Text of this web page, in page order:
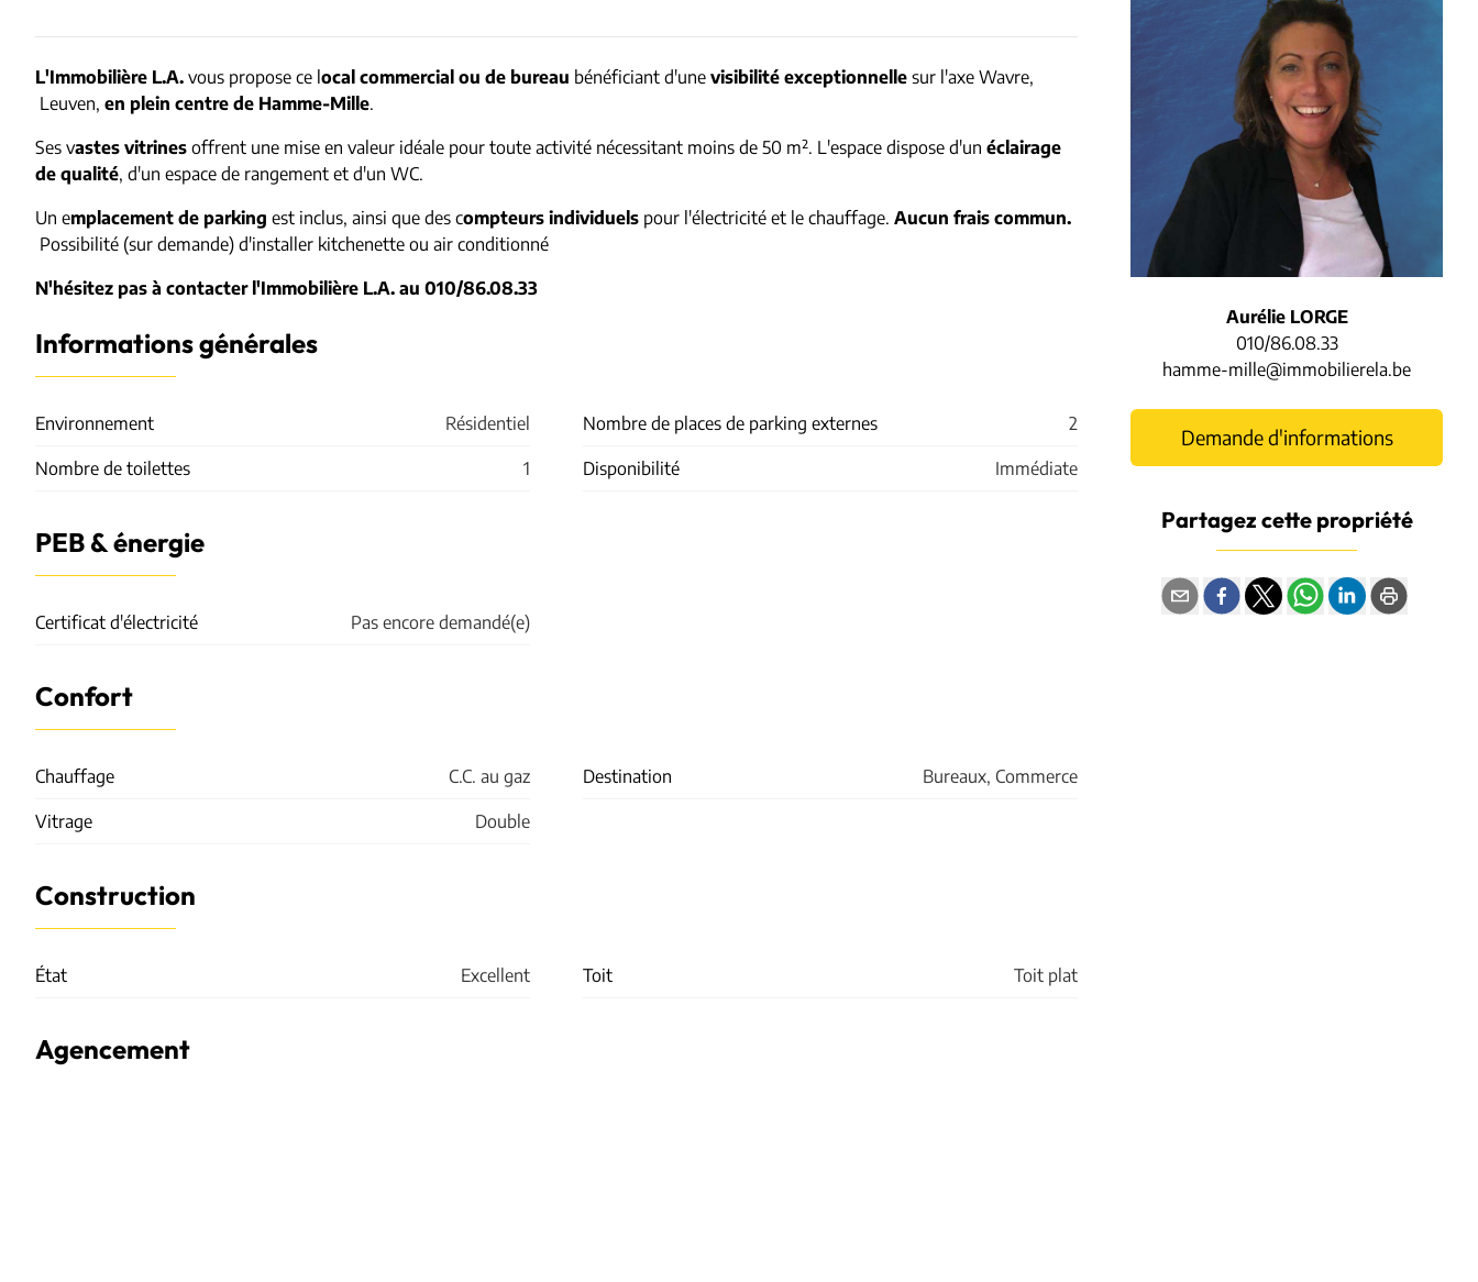
L'Immobilière L.A. vous propose ce local commercial ou de bureau bénéficiant d'une visibilité exceptionnelle sur l'axe Wavre,
Leuven, en plein centre de Hamme-Mille.
Ses vastes vitrines offrent une mise en valeur idéale pour toute activité nécessitant moins de 50 m². L'espace dispose d'un éclairage
de qualité, d'un espace de rangement et d'un WC.
Un emplacement de parking est inclus, ainsi que des compteurs individuels pour l'électricité et le chauffage. Aucun frais commun.
Possibilité (sur demande) d'installer kitchenette ou air conditionné
N'hésitez pas à contacter l'Immobilière L.A. au 010/86.08.33
Informations générales
Environnement Résidentiel Nombre de places de parking externes 2
Nombre de toilettes 1 Disponibilité Immédiate
PEB & énergie
Certificat d'électricité Pas encore demandé(e)
Confort
Chauffage C.C. au gaz Destination Bureaux, Commerce
Vitrage Double
Construction
État Excellent Toit Toit plat
Agencement
Aurélie LORGE
010/86.08.33
hamme-mille@immobilierela.be
Demande d'informations
Partagez cette propriété